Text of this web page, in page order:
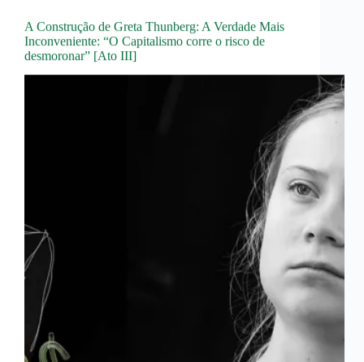
A Construção de Greta Thunberg: A Verdade Mais
Inconveniente: “O Capitalismo corre o risco de
desmoronar” [Ato III]